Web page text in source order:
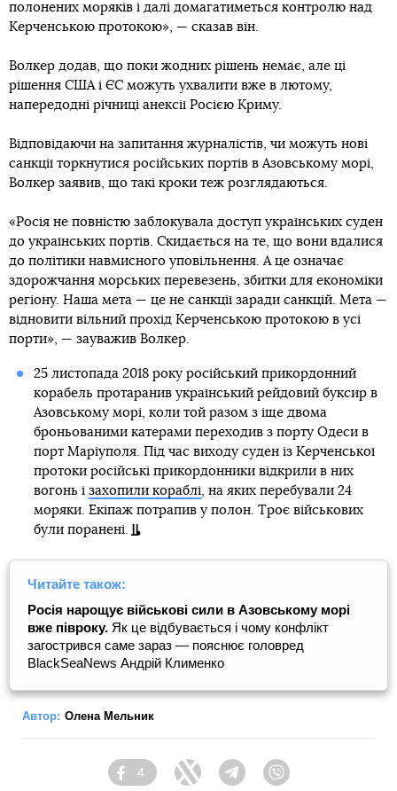
полонених моряків і далі домагатиметься контролю над
Керченською протокою», — сказав він.
Волкер додав, що поки жодних рішень немає, але ці
рішення США і ЄС можуть ухвалити вже в лютому,
напередодні річниці анексії Росією Криму.
Відповідаючи на запитання журналістів, чи можуть нові
санкції торкнутися російських портів в Азовському морі,
Волкер заявив, що такі кроки теж розглядаються.
«Росія не повністю заблокувала доступ українських суден
до українських портів. Скидається на те, що вони вдалися
до політики навмисного уповільнення. А це означає
здорожчання морських перевезень, збитки для економіки
регіону. Наша мета — це не санкції заради санкцій. Мета —
відновити вільний прохід Керченською протокою в усі
порти», — зауважив Волкер.
25 листопада 2018 року російський прикордонний
корабель протаранив український рейдовий буксир в
Азовському морі, коли той разом з іще двома
броньованими катерами переходив з порту Одеси в
порт Маріуполя. Під час виходу суден із Керченської
протоки російські прикордонники відкрили в них
вогонь і захопили кораблі, на яких перебували 24
моряки. Екіпаж потрапив у полон. Троє військових
були поранені.
Читайте також:
Росія нарощує військові сили в Азовському морі
вже півроку. Як це відбувається і чому конфлікт
загострився саме зараз — пояснює головред
BlackSeaNews Андрій Клименко
Автор: Олена Мельник
Facebook
4
Twitter Telegram